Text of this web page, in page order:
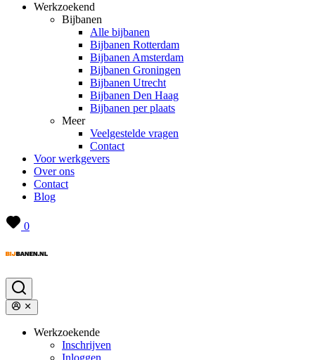
Werkzoekend
Bijbanen
Alle bijbanen
Bijbanen Rotterdam
Bijbanen Amsterdam
Bijbanen Groningen
Bijbanen Utrecht
Bijbanen Den Haag
Bijbanen per plaats
Meer
Veelgestelde vragen
Contact
Voor werkgevers
Over ons
Contact
Blog
0
Werkzoekende
Inschrijven
Inloggen